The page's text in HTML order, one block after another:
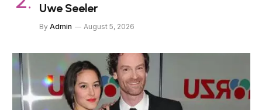
Uwe Seeler
By Admin August 5, 2026